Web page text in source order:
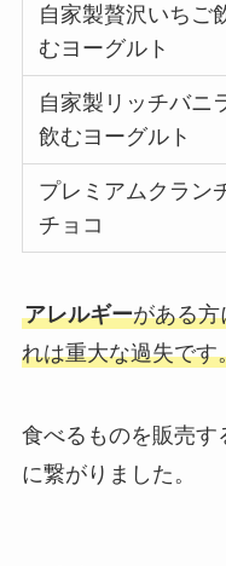
自家製贅沢いちご
むヨーグルト
自家製リッチバニ
飲むヨーグルト
プレミアムクラン
チョコ
アレルギーがある方
れは重大な過失です
食べるものを販売す
に繋がりました。